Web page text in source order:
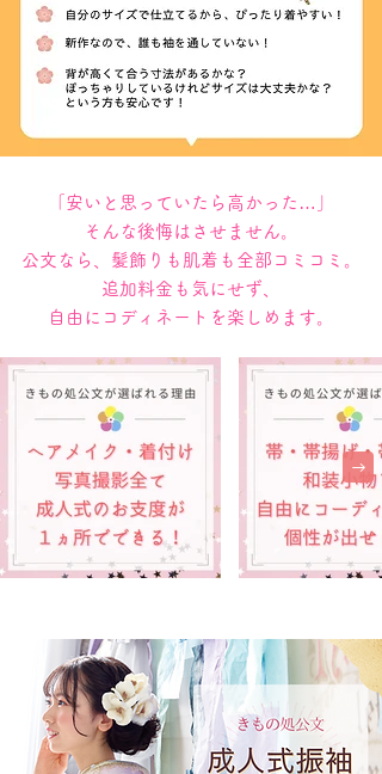
「安いと思っていたら高かった…」
そんな後悔はさせません。
公文なら、髪飾りも肌着も全部コミコミ。
追加料金も気にせず、
自由にコディネートを楽しめます。